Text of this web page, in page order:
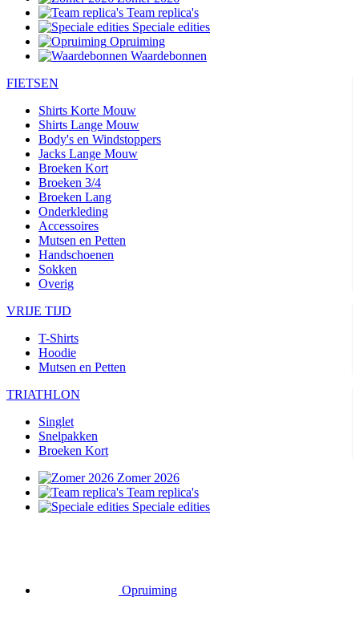
Team replica's
Speciale edities
Opruiming
Waardebonnen
FIETSEN
Shirts Korte Mouw
Shirts Lange Mouw
Body's en Windstoppers
Jacks Lange Mouw
Broeken Kort
Broeken 3/4
Broeken Lang
Onderkleding
Accessoires
Mutsen en Petten
Handschoenen
Sokken
Overig
VRIJE TIJD
T-Shirts
Hoodie
Mutsen en Petten
TRIATHLON
Singlet
Snelpakken
Broeken Kort
Zomer 2026
Team replica's
Speciale edities